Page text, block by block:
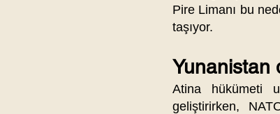
Pire Limanı bu
taşıyor.
Yunanistan
Atina hükümeti
geliştirirken,